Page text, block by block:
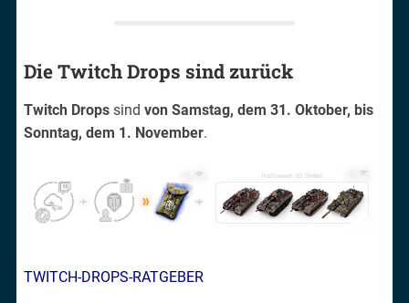
Die Twitch Drops sind zurück
Twitch Drops sindvon Samstag, dem 31. Oktober, bis
Sonntag, dem 1. November.
TWITCH-DROPS-RATGEBER